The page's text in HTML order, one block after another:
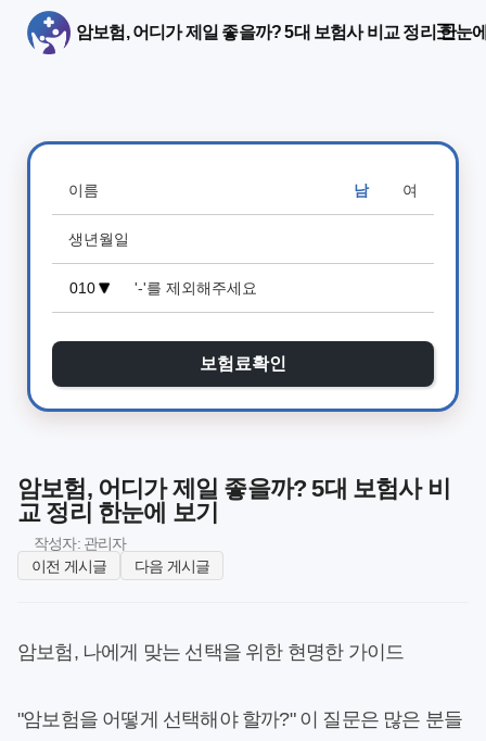
암보험, 어디가 제일 좋을까? 5대 보험사 비교 정리 한눈
남 여
보험료확인
암보험, 어디가 제일 좋을까? 5대 보험사 비
교 정리 한눈에 보기
작성자: 관리자
이전 게시글
다음 게시글
암보험, 나에게 맞는 선택을 위한 현명한 가이드
"암보험을 어떻게 선택해야 할까?" 이 질문은 많은 분들